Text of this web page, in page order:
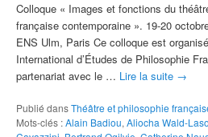
Colloque « Images et fonctions du
française contemporaine ». 19-20
ENS Ulm, Paris Ce colloque est
International d’Études de Philosophie
partenariat avec le … Lire la suite →
Publié dansThéâtre et philosophie
Mots-clés :Alain Badiou, Aliocha Wald-